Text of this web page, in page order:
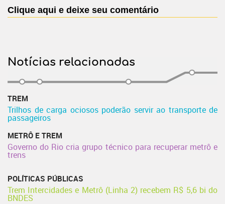
Clique aqui e deixe seu comentário
Notícias relacionadas
TREM
Trilhos de carga ociosos poderão servir ao transporte de
passageiros
METRÔ E TREM
Governo do Rio cria grupo técnico para recuperar metrô e
trens
POLÍTICAS PÚBLICAS
Trem Intercidades e Metrô (Linha 2) recebem R$ 5,6 bi do
BNDES